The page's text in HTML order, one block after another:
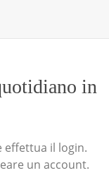
in
effettua il login.
un account.